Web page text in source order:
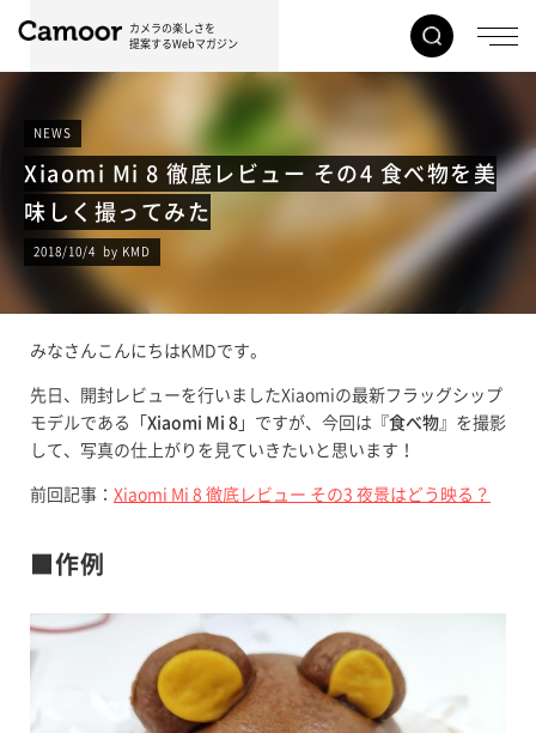
カメラの楽しさを
提案するWebマガジン
NEWS
Xiaomi Mi 8 徹底レビュー その4 食べ物を美
味しく撮ってみた
2018/10/4 by KMD
みなさんこんにちはKMDです。
先日、開封レビューを行いましたXiaomiの最新フラッグシップ
モデルである「 Xiaomi Mi 8 」ですが、今回は『食べ物 』を撮影
して、写真の仕上がりを見ていきたいと思います！
前回記事： Xiaomi Mi 8 徹底レビュー その3 夜景はどう映る？
■作例